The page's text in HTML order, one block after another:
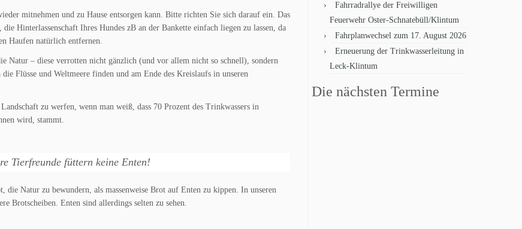
mitnehmen und zu Hause entsorgen kann. Bitte richten Sie sich darauf ein. Das
Hinterlassenschaft Ihres Hundes zB an der Bankette einfach liegen zu lassen, da
Haufen natürlich entfernen.
Natur – diese verrotten nicht gänzlich (und vor allem nicht so schnell), sondern
Flüsse und Weltmeere finden und am Ende des Kreislaufs in unseren
zu werfen, wenn man weiß, dass 70 Prozent des Trinkwassers in
wird, stammt.
Tierfreunde füttern keine Enten!
die Natur zu bewundern, als massenweise Brot auf Enten zu kippen. In unseren
Brotscheiben. Enten sind allerdings selten zu sehen.
Fahrradrallye der Freiwilligen
Feuerwehr Oster-Schnatebüll/Klintum
Fahrplanwechsel zum 17. August 2026
Erneuerung der Trinkwasserleitung in
Leck-Klintum
Die nächsten Termine